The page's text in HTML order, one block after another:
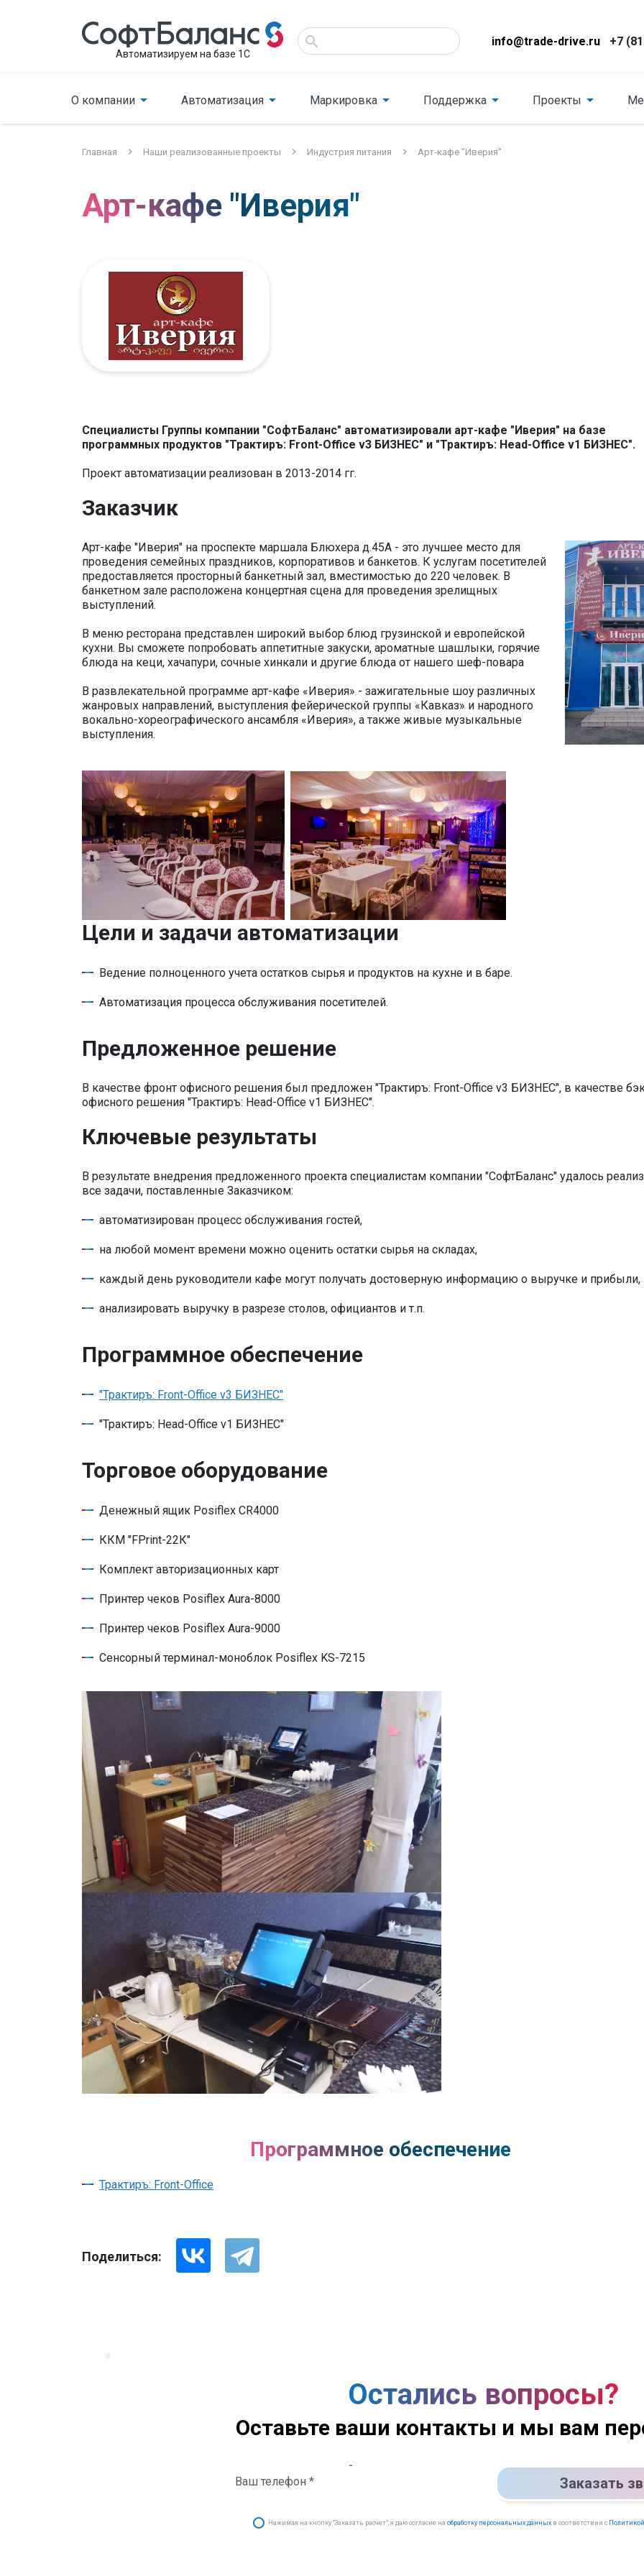
Автоматизируем на базе 1С
info@trade-drive.ru +7
О компании Автоматизация Маркировка Поддержка Проекты
Главная Наши реализованные проекты Индустрия питания Арт-кафе "Иверия"
Арт-кафе "Иверия"
Специалисты Группы компании "СофтБаланс" автоматизировали арт-кафе "Иверия" на базе
программных продуктов "Трактиръ: Front-Office v3 БИЗНЕС" и "Трактиръ: Head-Office v1 БИЗНЕС".
Проект автоматизации реализован в 2013-2014 гг.
Заказчик
Арт-кафе "Иверия" на проспекте маршала Блюхера д.45А - это лучшее место для
проведения семейных праздников, корпоративов и банкетов. К услугам посетителей
предоставляется просторный банкетный зал, вместимостью до 220 человек. В
банкетном зале расположена концертная сцена для проведения зрелищных
выступлений.
В меню ресторана представлен широкий выбор блюд грузинской и европейской
кухни. Вы сможете попробовать аппетитные закуски, ароматные шашлыки, горячие
блюда на кеци, хачапури, сочные хинкали и другие блюда от нашего шеф-повара
В развлекательной программе арт-кафе «Иверия» - зажигательные шоу различных
жанровых направлений, выступления фейерической группы «Кавказ» и народного
вокально-хореографического ансамбля «Иверия», а также живые музыкальные
выступления.
Цели и задачи автоматизации
Ведение полноценного учета остатков сырья и продуктов на кухне и в баре.
Автоматизация процесса обслуживания посетителей.
Предложенное решение
В качестве фронт офисного решения был предложен "Трактиръ: Front-Office v3 БИЗНЕС", в качестве
офисного решения "Трактиръ: Head-Office v1 БИЗНЕС".
Ключевые результаты
В результате внедрения предложенного проекта специалистам компании "СофтБаланс" удалось
все задачи, поставленные Заказчиком:
автоматизирован процесс обслуживания гостей,
на любой момент времени можно оценить остатки сырья на складах,
каждый день руководители кафе могут получать достоверную информацию о выручке и прибыли,
анализировать выручку в разрезе столов, официантов и т.п.
Программное обеспечение
"Трактиръ: Front-Office v3 БИЗНЕС"
"Трактиръ: Head-Office v1 БИЗНЕС"
Торговое оборудование
Денежный ящик Posiflex CR4000
ККМ "FPrint-22К"
Комплект авторизационных карт
Принтер чеков Posiflex Aura-8000
Принтер чеков Posiflex Aura-9000
Сенсорный терминал-моноблок Posiflex KS-7215
Программное обеспечение
Трактиръ: Front-Office
Поделиться:
Остались вопросы?
Оставьте ваши контакты и мы вам
Заказать
Нажимая на кнопку “Заказать расчет”, я даю согласие на обработку персональных данных в соответствии с